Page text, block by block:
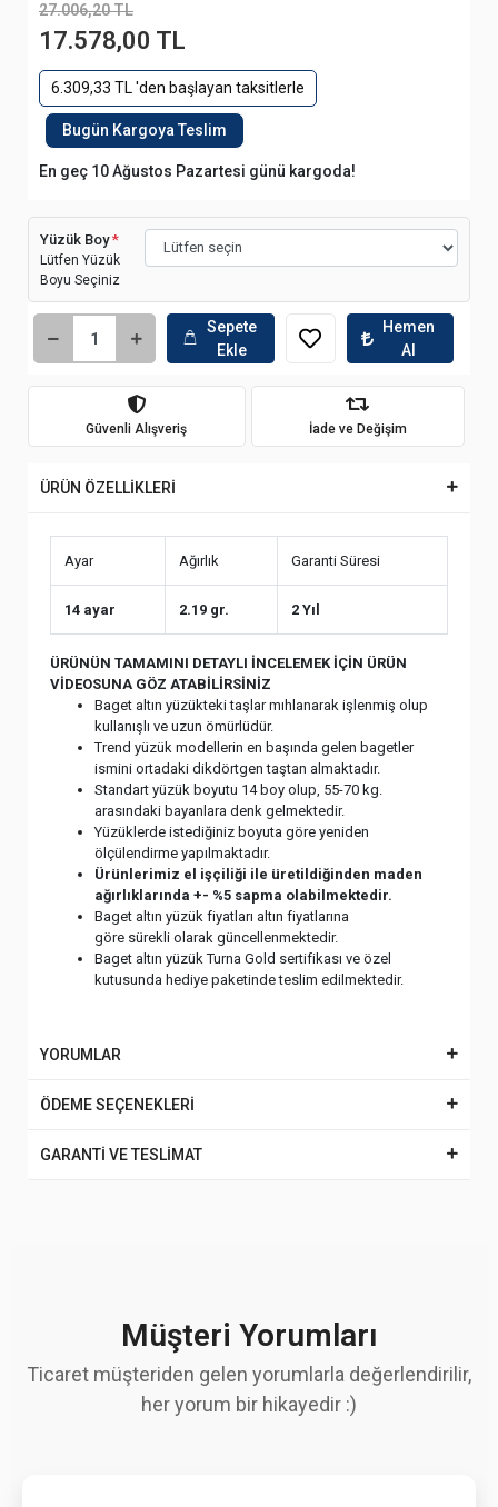
27.006,20 TL
17.578,00 TL
6.309,33 TL 'den başlayan taksitlerle
Bugün Kargoya Teslim
En geç 10 Ağustos Pazartesi günü kargoda!
Yüzük Boy*
Lütfen Yüzük
Boyu Seçiniz
Sepete
Ekle
Hemen
Al
Güvenli Alışveriş İade ve Değişim
ÜRÜN ÖZELLİKLERİ
Ayar Ağırlık Garanti Süresi
14 ayar 2.19 gr. 2 Yıl
ÜRÜNÜN TAMAMINI DETAYLI İNCELEMEK İÇİN ÜRÜN
VİDEOSUNA GÖZ ATABİLİRSİNİZ
Baget altın yüzükteki taşlar mıhlanarak işlenmiş olup
kullanışlı ve uzun ömürlüdür.
Trend yüzük modellerin en başında gelen bagetler
ismini ortadaki dikdörtgen taştan almaktadır.
Standart yüzük boyutu 14 boy olup, 55-70 kg.
arasındaki bayanlara denk gelmektedir.
Yüzüklerde istediğiniz boyuta göre yeniden
ölçülendirme yapılmaktadır.
Ürünlerimiz el işçiliği ile üretildiğinden maden
ağırlıklarında +- %5 sapma olabilmektedir.
Baget altın yüzük fiyatları altın fiyatlarına
göre sürekli olarak güncellenmektedir.
Baget altın yüzük Turna Gold sertifikası ve özel
kutusunda hediye paketinde teslim edilmektedir.
YORUMLAR
ÖDEME SEÇENEKLERİ
GARANTİ VE TESLİMAT
Müşteri Yorumları
Ticaret müşteriden gelen yorumlarla değerlendirilir,
her yorum bir hikayedir :)